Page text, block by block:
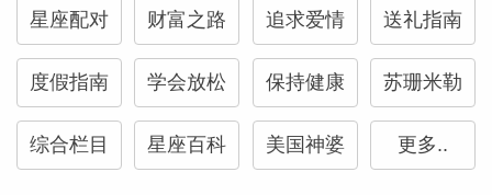
新的冒险。因为海王会让你变得充满想象力
和创意，天马行空的思考。但是，海王星也
是一个浑水大师，因此有可能会让你陷入理
想化的陷阱中。尽职尽责的做好自己，在未
来的14年当中，因为海王星在白羊座的关
星座配对 财富之路 追求爱情 送礼指南
度假指南 学会放松 保持健康 苏珊米勒
综合栏目 星座百科 美国神婆 更多..